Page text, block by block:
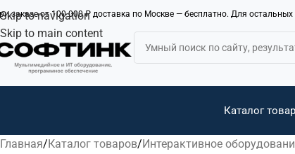
Skip to navigation
Skip to main content
заказе от 100 000 ₽ доставка по Москве — бесплатно. Для
Каталог
Главная Каталог товаров Интерактивное